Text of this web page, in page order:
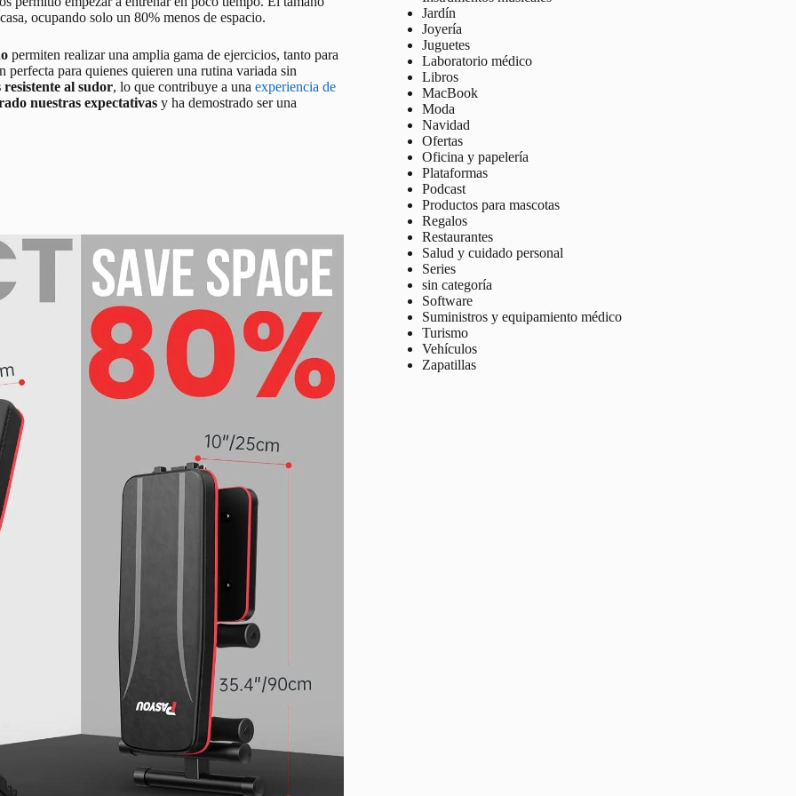
ocupando solo un 80% menos de espacio.
permiten realizar una amplia gama de ejercicios, tanto para
para quienes quieren una rutina variada sin
resistente al sudor, lo que contribuye a una experiencia de
nuestras expectativas y ha demostrado ser una
Jardín
Joyería
Juguetes
Laboratorio médico
Libros
MacBook
Moda
Navidad
Ofertas
Oficina y papelería
Plataformas
Podcast
Productos para mascotas
Regalos
Restaurantes
Salud y cuidado personal
Series
sin categoría
Software
Suministros y equipamiento médico
Turismo
Vehículos
Zapatillas